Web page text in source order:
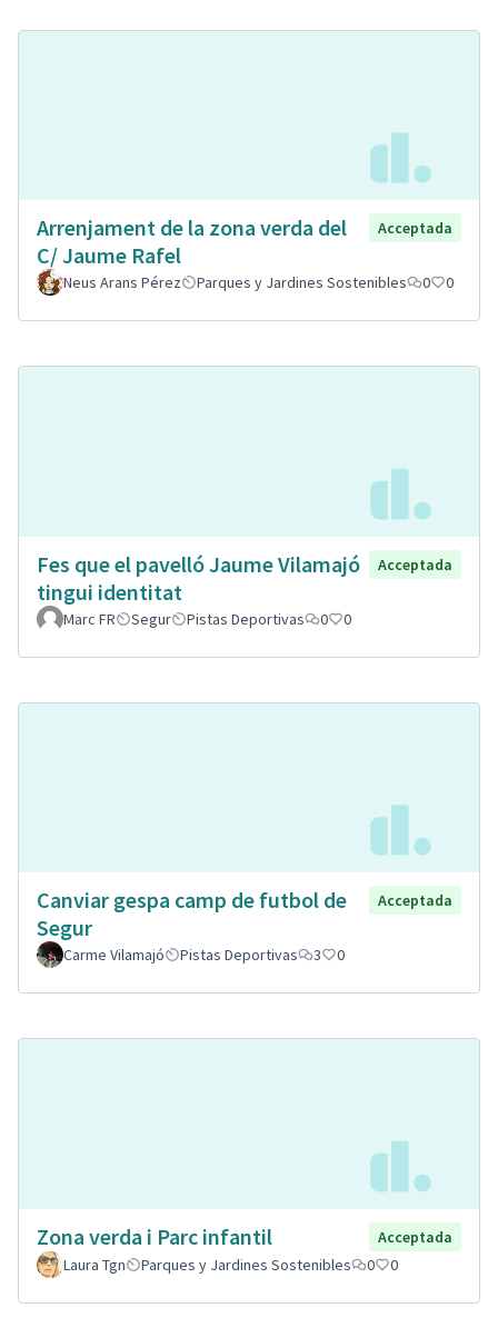
Arrenjament de la zona verda del
C/ Jaume Rafel
Acceptada
Neus Arans Pérez Parques y Jardines Sostenibles 0 0
Fes que el pavelló Jaume Vilamajó
tingui identitat
Acceptada
Marc FR Segur Pistas Deportivas 0 0
Canviar gespa camp de futbol de
Segur
Acceptada
Carme Vilamajó Pistas Deportivas 3 0
Zona verda i Parc infantil
Acceptada
Laura Tgn
Parques y Jardines Sostenibles 0 0